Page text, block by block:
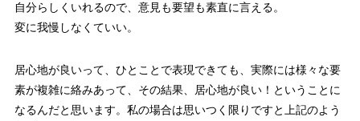
自分らしくいれるので、意見も要望も素直に言える。
変に我慢しなくていい。
居心地が良いって、ひとことで表現できても、実際には様々な要
素が複雑に絡みあって、その結果、居心地が良い！ということに
なるんだと思います。私の場合は思いつく限りですと上記のよう